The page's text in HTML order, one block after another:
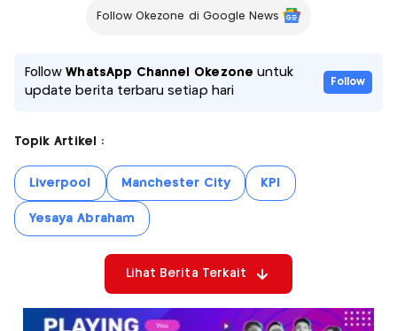
Follow Okezone di Google News
FollowWhatsApp Channel Okezone untuk
update berita terbaru setiap hari
Follow
Topik Artikel :
Liverpool Manchester City KPI
Yesaya Abraham
Lihat Berita Terkait